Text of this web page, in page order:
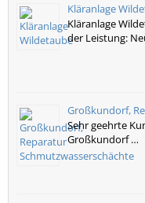
Kläranlage
Kläranlage
der Leistung:
Großkundorf,
Sehr geehrte
Großkundorf …